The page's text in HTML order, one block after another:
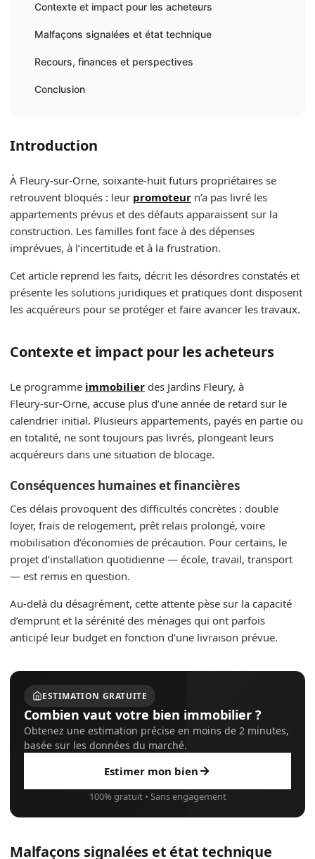
Contexte et impact pour les acheteurs
Malfaçons signalées et état technique
Recours, finances et perspectives
Conclusion
Introduction
À Fleury‑sur‑Orne, soixante‑huit futurs propriétaires se
retrouvent bloqués : leur promoteur n’a pas livré les
appartements prévus et des défauts apparaissent sur la
construction. Les familles font face à des dépenses
imprévues, à l’incertitude et à la frustration.
Cet article reprend les faits, décrit les désordres constatés et
présente les solutions juridiques et pratiques dont disposent
les acquéreurs pour se protéger et faire avancer les travaux.
Contexte et impact pour les acheteurs
Le programme immobilier des Jardins Fleury, à
Fleury‑sur‑Orne, accuse plus d’une année de retard sur le
calendrier initial. Plusieurs appartements, payés en partie ou
en totalité, ne sont toujours pas livrés, plongeant leurs
acquéreurs dans une situation de blocage.
Conséquences humaines et financières
Ces délais provoquent des difficultés concrètes : double
loyer, frais de relogement, prêt relais prolongé, voire
mobilisation d’économies de précaution. Pour certains, le
projet d’installation quotidienne — école, travail, transport
— est remis en question.
Au‑delà du désagrément, cette attente pèse sur la capacité
d’emprunt et la sérénité des ménages qui ont parfois
anticipé leur budget en fonction d’une livraison prévue.
ESTIMATION GRATUITE
Combien vaut votre bien immobilier ?
Obtenez une estimation précise en moins de 2 minutes,
basée sur les données du marché.
Estimer mon bien
100% gratuit • Sans engagement
Malfaçons signalées et état technique